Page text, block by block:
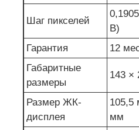
Шаг пикселей
В)
Гарантия
12
Габаритные
размеры
143 ×
Размер ЖК-
дисплея
105,5
мм